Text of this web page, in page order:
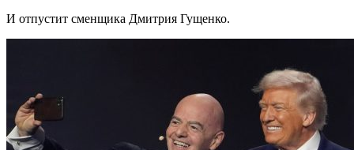
И отпустит сменщика Дмитрия Гущенко.